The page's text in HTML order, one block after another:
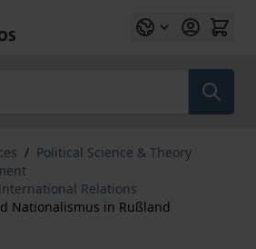
/ Political Science & Theory
Relations
Nationalismus in Rußland